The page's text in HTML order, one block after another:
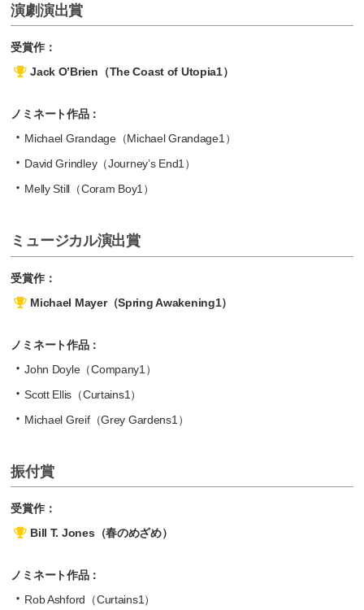
演劇演出賞
受賞作：
Jack O’Brien（The Coast of Utopia1）
ノミネート作品：
Michael Grandage（Michael Grandage1）
David Grindley（Journey’s End1）
Melly Still（Coram Boy1）
ミュージカル演出賞
受賞作：
Michael Mayer（Spring Awakening1）
ノミネート作品：
John Doyle（Company1）
Scott Ellis（Curtains1）
Michael Greif（Grey Gardens1）
振付賞
受賞作：
Bill T. Jones（春のめざめ）
ノミネート作品：
Rob Ashford（Curtains1）